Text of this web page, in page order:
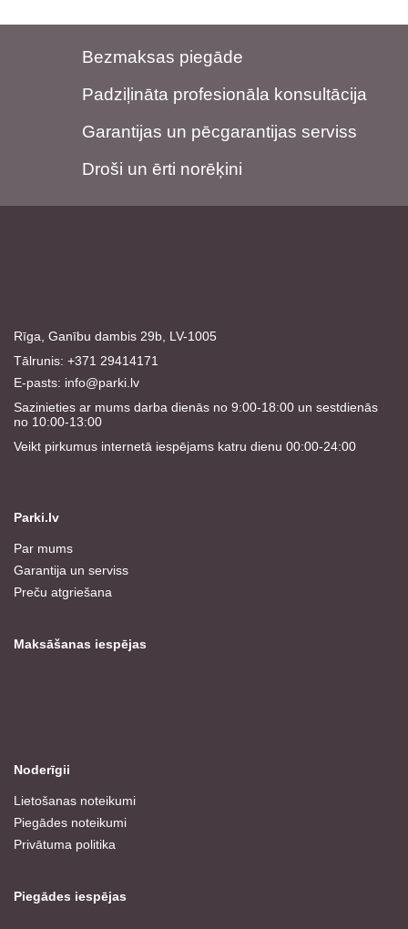
Bezmaksas piegāde
Padziļināta profesionāla konsultācija
Garantijas un pēcgarantijas serviss
Droši un ērti norēķini
Rīga, Ganību dambis 29b, LV-1005
Tālrunis: +371 29414171
E-pasts: info@parki.lv
Sazinieties ar mums darba dienās no 9:00-18:00 un sestdienās
no 10:00-13:00
Veikt pirkumus internetā iespējams katru dienu 00:00-24:00
Parki.lv
Par mums
Garantija un serviss
Preču atgriešana
Maksāšanas iespējas
Noderīgii
Lietošanas noteikumi
Piegādes noteikumi
Privātuma politika
Piegādes iespējas